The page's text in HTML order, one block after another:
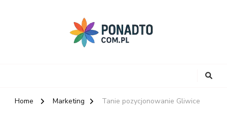
Home Marketing Tanie pozycjonowanie Gliwice